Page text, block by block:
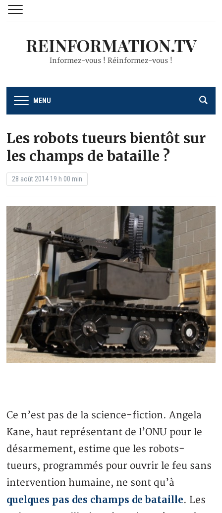
REINFORMATION.TV
Informez-vous ! Réinformez-vous !
MENU
Les robots tueurs bientôt sur
les champs de bataille ?
28 août 2014 19 h 00 min
Ce n’est pas de la science-fiction. Angela
Kane, haut représentant de l’ONU pour le
désarmement, estime que les robots-
tueurs, programmés pour ouvrir le feu sans
intervention humaine, ne sont qu’à
quelques pas des champs de bataille. Les